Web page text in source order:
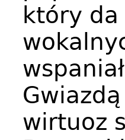
który
wirtuoz